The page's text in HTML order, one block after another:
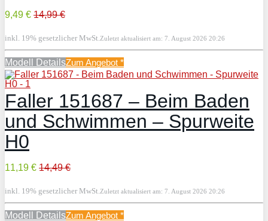
9,49 € 14,99 €
inkl. 19% gesetzlicher MwSt. Zuletzt aktualisiert am: 7. August 2026 20:26
Modell DetailsZum Angebot *
Faller 151687 – Beim Baden
und Schwimmen – Spurweite
H0
11,19 € 14,49 €
inkl. 19% gesetzlicher MwSt. Zuletzt aktualisiert am: 7. August 2026 20:26
Modell DetailsZum Angebot *